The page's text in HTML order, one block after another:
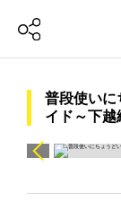
普段使いに
イド～下